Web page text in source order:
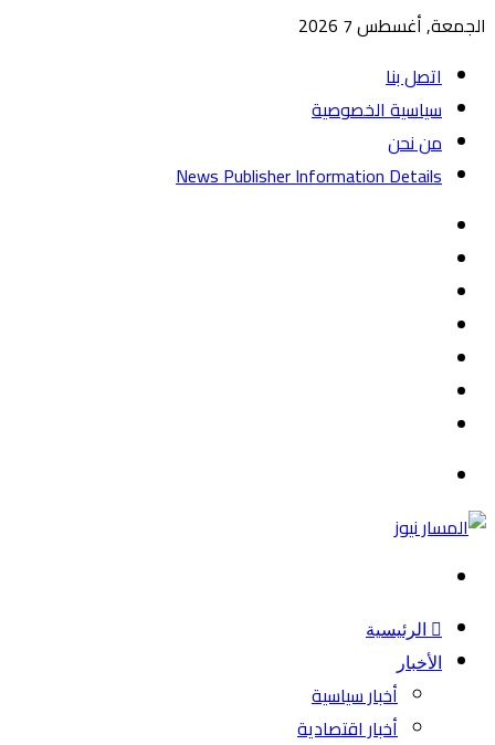
الجمعة, أغسطس 7 2026
اتصل بنا
سياسية الخصوصية
من نحن
News Publisher Information Details
الرئيسية
الأخبار
أخبار سياسية
أخبار اقتصادية